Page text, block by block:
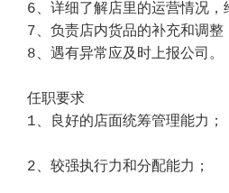
6、详细了解店里的运营情
7、负责店内货品的补充和
8、遇有异常应及时上报公司。
任职要求
1、良好的店面统筹管理能力；
2、较强执行力和分配能力；